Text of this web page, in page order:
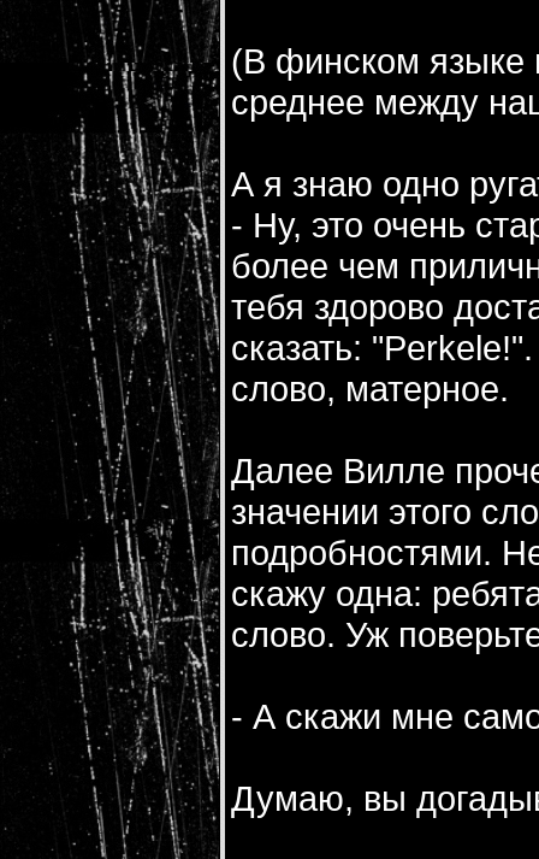
(В финском языке
среднее между
А я знаю одно
- Ну, это очень
более чем
тебя здорово
сказать:
слово, матерное.
Далее Вилле
значении этого
подробностями.
скажу одна:
слово. Уж
- А скажи мне
Думаю, вы